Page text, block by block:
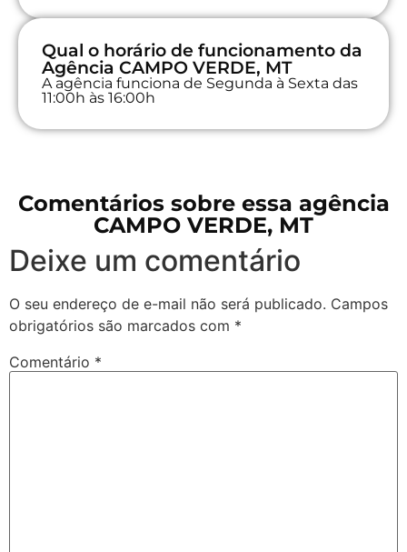
Qual o horário de funcionamento da
Agência CAMPO VERDE, MT
A agência funciona de Segunda à Sexta das
11:00h às 16:00h
Comentários sobre essa agência
CAMPO VERDE, MT
Deixe um comentário
O seu endereço de e-mail não será publicado. Campos
obrigatórios são marcados com *
Comentário *